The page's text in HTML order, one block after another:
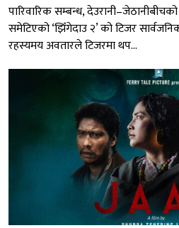
पारिवारिक सम्बन्ध,
समेटिएको ‘झिँगेदाउ २’ को टिजर
रहस्यमय अवतारले टिजरमा थप...